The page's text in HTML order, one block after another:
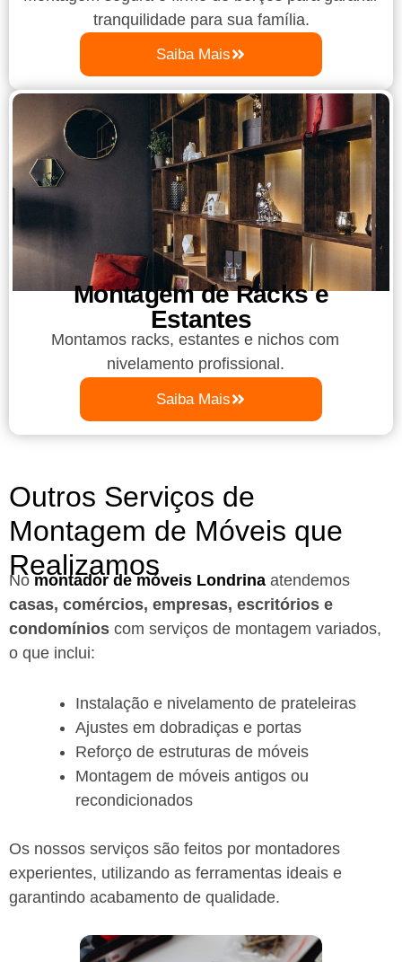
tranquilidade para sua família.
Saiba Mais
Montagem de Racks e
Estantes
Montamos racks, estantes e nichos com
nivelamento profissional.
Saiba Mais
Outros Serviços de
Montagem de Móveis que
Realizamos
No montador de móveis Londrina atendemos
casas, comércios, empresas, escritórios e
condomínios com serviços de montagem variados,
o que inclui:
Instalação e nivelamento de prateleiras
Ajustes em dobradiças e portas
Reforço de estruturas de móveis
Montagem de móveis antigos ou
recondicionados
Os nossos serviços são feitos por montadores
experientes, utilizando as ferramentas ideais e
garantindo acabamento de qualidade.